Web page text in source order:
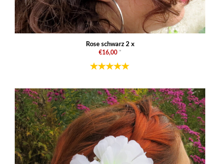
Rose schwarz 2 x
€16,00 *